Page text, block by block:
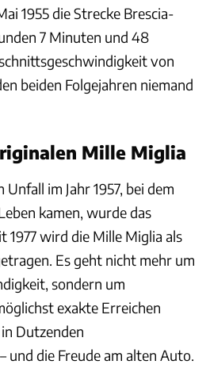
1955 die Strecke Brescia-
7 Minuten und 48
von
beiden Folgejahren niemand
Mille Miglia
im Jahr 1957, bei dem
kamen, wurde das
1977 wird die Mille Miglia als
Es geht nicht mehr um
sondern um
exakte Erreichen
Dutzenden
und die Freude am alten Auto.